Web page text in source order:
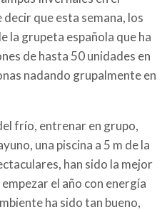
que esta semana, los
la grupeta española que ha
de hasta 50 unidades en
nadando grupalmente en
frío, entrenar en grupo,
una piscina a 5 m de la
han sido la mejor
el año con energía
ha sido tan bueno,